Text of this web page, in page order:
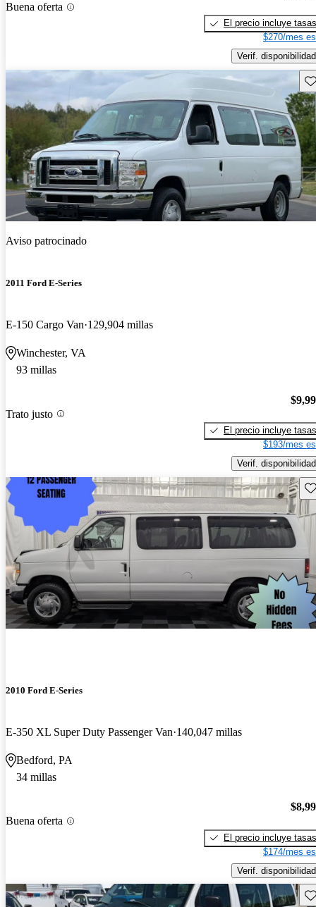
Buena oferta
El precio incluye tasas
$270/mes
Verif. disponibilidad
Aviso patrocinado
2011 Ford E-Series
E-150 Cargo Van 129,904 millas
Winchester, VA
93 millas
Trato justo
El precio incluye tasas
$193/mes
Verif. disponibilidad
2010 Ford E-Series
E-350 XL Super Duty Passenger Van 140,047 millas
Bedford, PA
34 millas
Buena oferta
El precio incluye tasas
$174/mes
Verif. disponibilidad